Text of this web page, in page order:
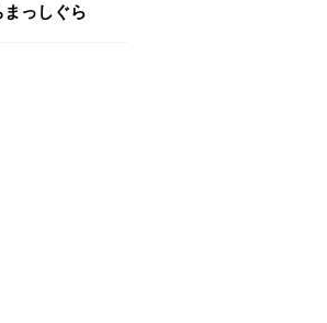
まっしぐら